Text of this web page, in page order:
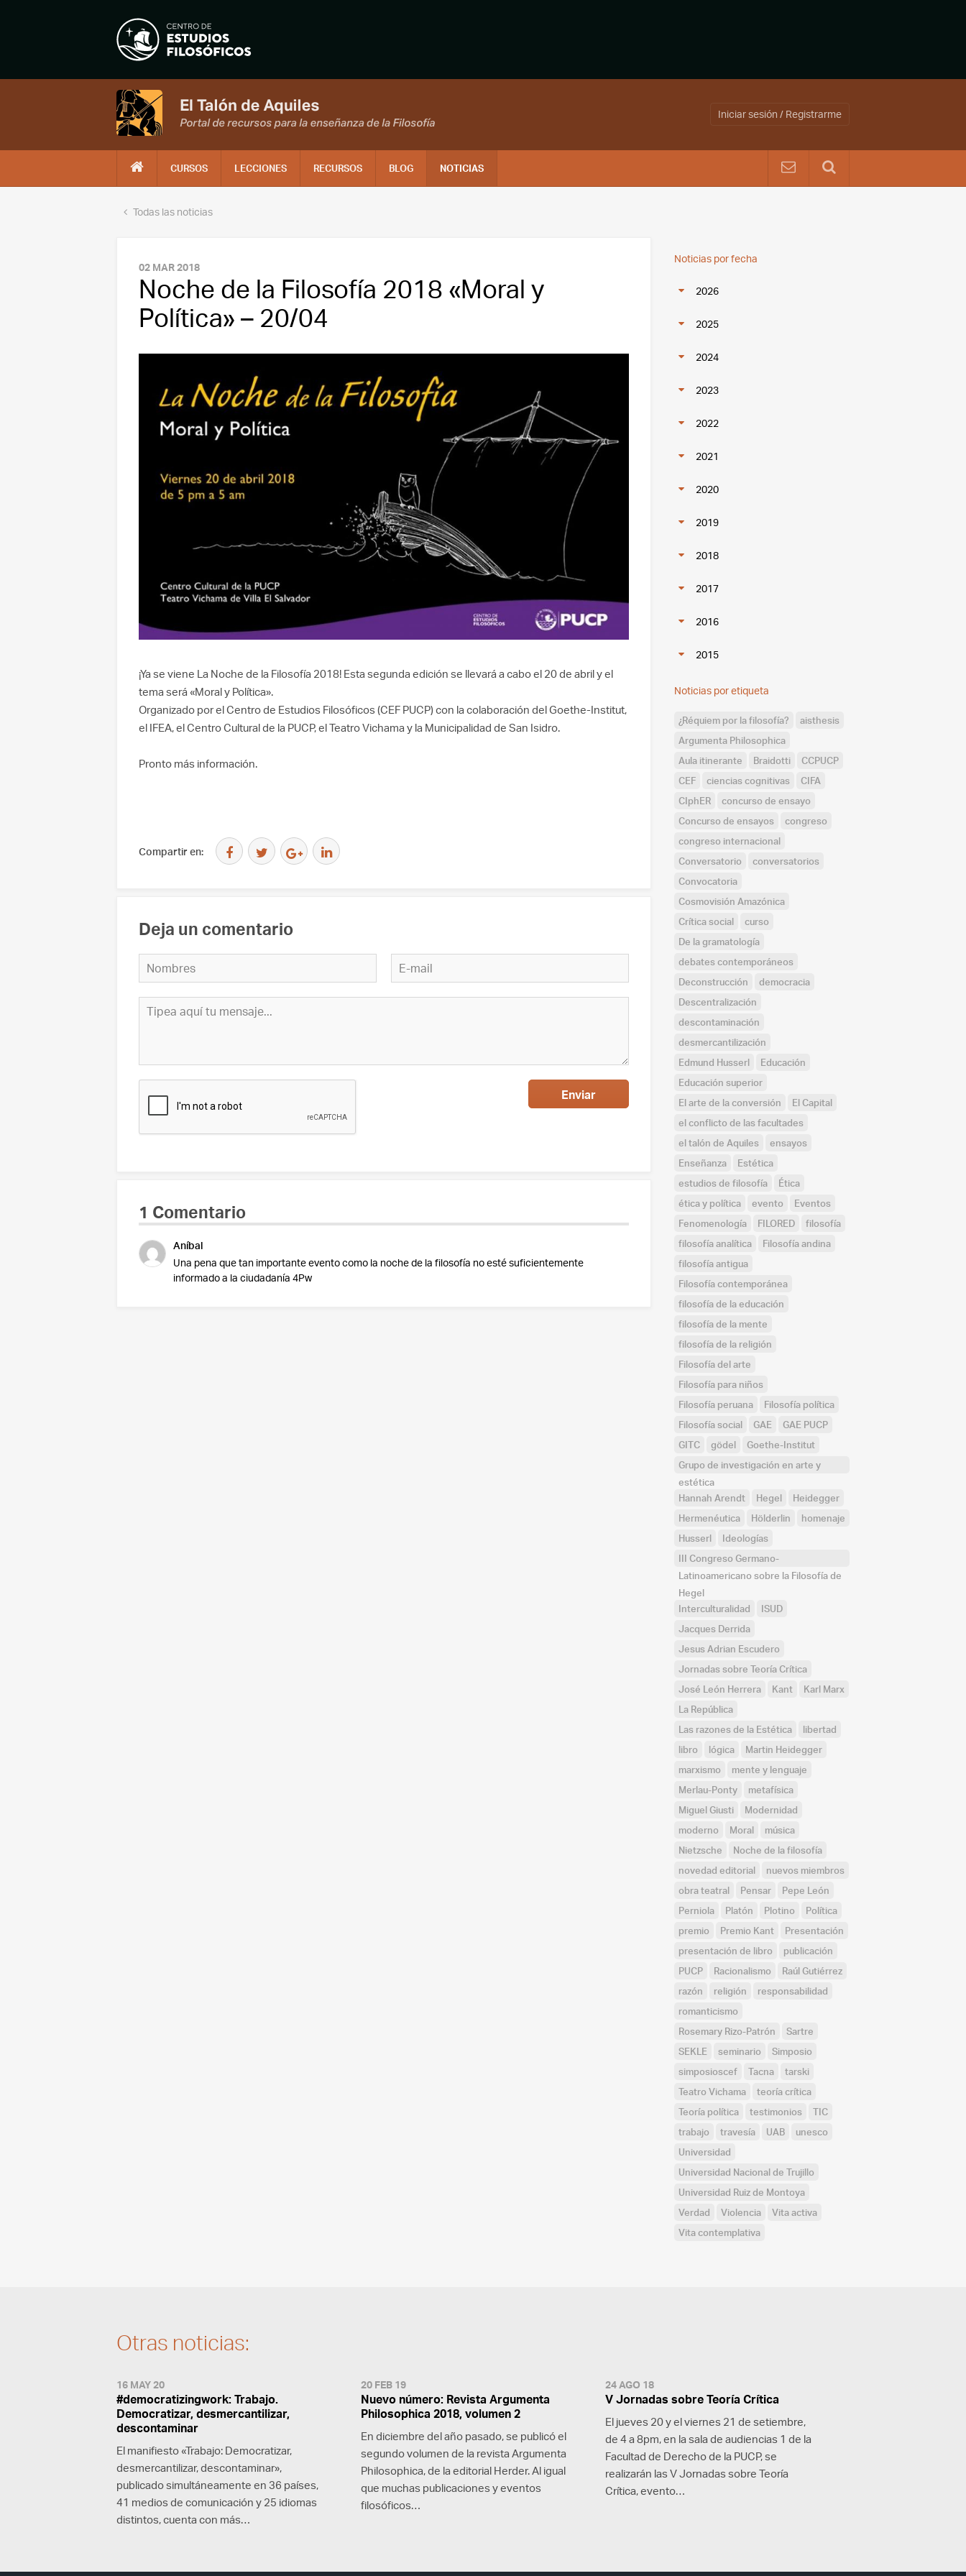
Iniciar sesión / Registrarme
CURSOS LECCIONES RECURSOS BLOG NOTICIAS
Todas las noticias
02 MAR 2018
Noche de la Filosofía 2018 «Moral y
Política» – 20/04
¡Ya se viene La Noche de la Filosofía 2018! Esta segunda edición se llevará a cabo el 20 de abril y el
tema será «Moral y Política».
Organizado por el Centro de Estudios Filosóficos (CEF PUCP) con la colaboración del Goethe-Institut,
el IFEA, el Centro Cultural de la PUCP, el Teatro Vichama y la Municipalidad de San Isidro.
Pronto más información.
Compartir en:
Deja un comentario
Enviar
1 Comentario
Aníbal
Una pena que tan importante evento como la noche de la filosofía no esté suficientemente
informado a la ciudadanía 4Pw
Noticias por fecha
2026
2025
2024
2023
2022
2021
2020
2019
2018
2017
2016
2015
Noticias por etiqueta
¿Réquiem por la filosofía?
aisthesis
Argumenta Philosophica
Aula itinerante
Braidotti
CCPUCP
CEF
ciencias cognitivas
CIFA
CIphER
concurso de ensayo
Concurso de ensayos
congreso
congreso internacional
Conversatorio
conversatorios
Convocatoria
Cosmovisión Amazónica
Crítica social
curso
De la gramatología
debates contemporáneos
Deconstrucción
democracia
Descentralización
descontaminación
desmercantilización
Edmund Husserl
Educación
Educación superior
El arte de la conversión
El Capital
el conflicto de las facultades
el talón de Aquiles
ensayos
Enseñanza
Estética
estudios de filosofía
Ética
ética y política
evento
Eventos
Fenomenología
FILORED
filosofía
filosofía analítica
Filosofía andina
filosofía antigua
Filosofía contemporánea
filosofía de la educación
filosofía de la mente
filosofía de la religión
Filosofía del arte
Filosofía para niños
Filosofía peruana
Filosofía política
Filosofía social
GAE
GAE PUCP
GITC
gödel
Goethe-Institut
Grupo de investigación en arte y
estética
Hannah Arendt
Hegel
Heidegger
Hermenéutica
Hölderlin
homenaje
Husserl
Ideologías
III Congreso Germano-
Latinoamericano sobre la Filosofía de
Hegel
Interculturalidad
ISUD
Jacques Derrida
Jesus Adrian Escudero
Jornadas sobre Teoría Crítica
José León Herrera
Kant
Karl Marx
La República
Las razones de la Estética
libertad
libro
lógica
Martin Heidegger
marxismo
mente y lenguaje
Merlau-Ponty
metafísica
Miguel Giusti
Modernidad
moderno
Moral
música
Nietzsche
Noche de la filosofía
novedad editorial
nuevos miembros
obra teatral
Pensar
Pepe León
Perniola
Platón Plotino
Política
premio
Premio Kant
Presentación
presentación de libro
publicación
PUCP
Racionalismo
Raúl Gutiérrez
razón
religión
responsabilidad
romanticismo
Rosemary Rizo-Patrón
Sartre
SEKLE
seminario
Simposio
simposioscef
Tacna
tarski
Teatro Vichama
teoría crítica
Teoría política
testimonios
TIC
trabajo
travesía UAB
unesco
Universidad
Universidad Nacional de Trujillo
Universidad Ruiz de Montoya
Verdad
Violencia
Vita activa
Vita contemplativa
Otras noticias:
16 MAY 20
#democratizingwork: Trabajo.
Democratizar, desmercantilizar,
descontaminar
El manifiesto «Trabajo: Democratizar,
desmercantilizar, descontaminar»,
publicado simultáneamente en 36 países,
41 medios de comunicación y 25 idiomas
distintos, cuenta con más…
20 FEB 19
Nuevo número: Revista Argumenta
Philosophica 2018, volumen 2
En diciembre del año pasado, se publicó el
segundo volumen de la revista Argumenta
Philosophica, de la editorial Herder. Al igual
que muchas publicaciones y eventos
filosóficos…
24 AGO 18
V Jornadas sobre Teoría Crítica
El jueves 20 y el viernes 21 de setiembre,
de 4 a 8pm, en la sala de audiencias 1 de la
Facultad de Derecho de la PUCP, se
realizarán las V Jornadas sobre Teoría
Crítica, evento…